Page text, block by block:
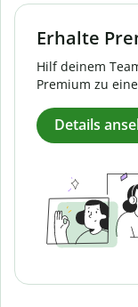
Erhalte
Hilf deinem
Premium zu
Details